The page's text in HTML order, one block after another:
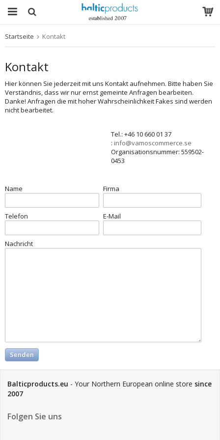
Startseite Kontakt
Kontakt
Hier können Sie jederzeit mit uns Kontakt aufnehmen. Bitte haben Sie
Verständnis, dass wir nur ernst gemeinte Anfragen bearbeiten.
Danke! Anfragen die mit hoher Wahrscheinlichkeit Fakes sind werden
nicht bearbeitet.
Tel.: +46 10 660 01 37
: info@vamoscommerce.se
Organisationsnummer: 559502-
0453
Name Firma
Telefon E-Mail
Nachricht
Balticproducts.eu - Your Northern European online store since
2007
Folgen Sie uns